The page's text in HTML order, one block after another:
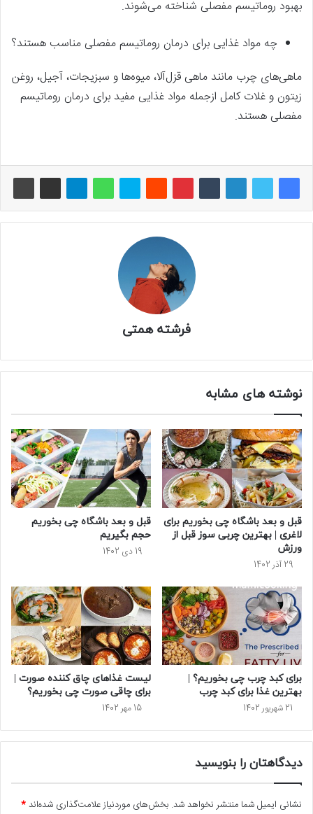
بهبود روماتیسم مفصلی شناخته می‌شوند.
چه مواد غذایی برای درمان روماتیسم مفصلی مناسب هستند؟
ماهی‌های چرب مانند ماهی قزل‌آلا، میوه‌ها و سبزیجات، آجیل، روغن
زیتون و غلات کامل ازجمله مواد غذایی مفید برای درمان روماتیسم
مفصلی هستند.
فرشته همتی
نوشته های مشابه
قبل و بعد باشگاه چی بخوریم برای
لاغری | بهترین چربی سوز قبل از
ورزش
29 آذر 1402
قبل و بعد باشگاه چی بخوریم
حجم بگیریم
19 دی 1402
برای کبد چرب چی بخوریم؟ |
بهترین غذا برای کبد چرب
21 شهریور 1402
لیست غذاهای چاق کننده صورت |
برای چاقی صورت چی بخوریم؟
15 مهر 1402
دیدگاهتان را بنویسید
نشانی ایمیل شما منتشر نخواهد شد. بخش‌های موردنیاز علامت‌گذاری شده‌اند*